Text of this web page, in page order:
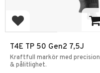
Add to favorites
T4E TP 50 Gen2 7,5J
Kraftfull markör med precision
& pålitlighet.